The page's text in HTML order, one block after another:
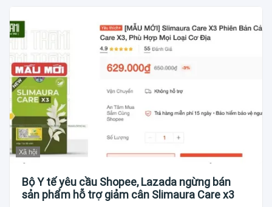
Xã hội
Bộ Y tế yêu cầu Shopee, Lazada ngừng bán
sản phẩm hỗ trợ giảm cân Slimaura Care x3